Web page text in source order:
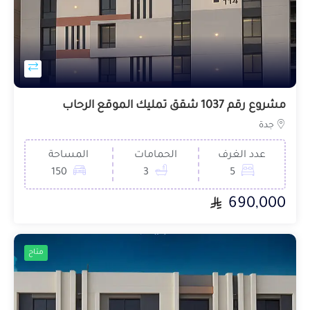
مشروع رقم 1037 شقق تمليك الموقع الرحاب
جدة
عدد الغرف
5
الحمامات
3
المساحة
150
690,000
متاح